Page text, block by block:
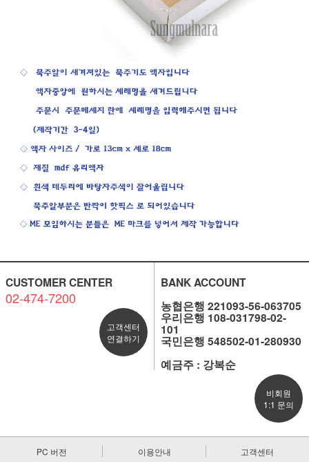
CUSTOMER CENTER
02-474-7200
고객센터
연결하기
BANK ACCOUNT
농협은행 221093-56-063705
우리은행 108-031798-02-
101
국민은행 548502-01-280930
예금주 : 강복순
비회원
1:1 문의
PC 버전 이용안내 고객센터